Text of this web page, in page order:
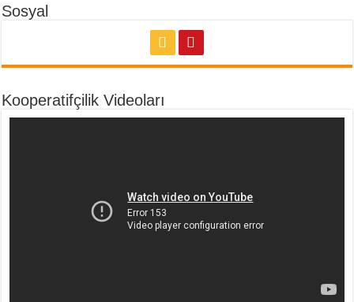
Sosyal
Kooperatifçilik Videoları